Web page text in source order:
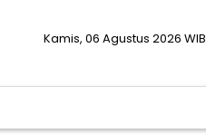
Kamis, 06 Agustus 2026 WIB